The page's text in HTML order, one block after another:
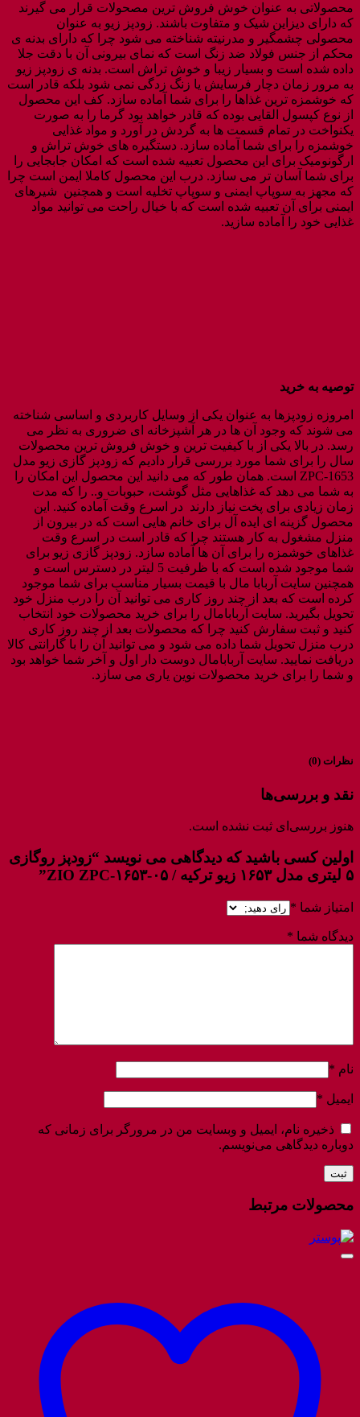
محصولاتی به عنوان خوش فروش ترین مصحولات قرار می گیرند
که دارای دیزاین شیک و متفاوت باشند. زودپز زیو به عنوان
محصولی چشمگیر و مدرنیته شناخته می شود چرا که دارای بدنه ی
محکم از جنس فولاد ضد زنگ است که نمای بیرونی آن با دقت جلا
داده شده است و بسیار زیبا و خوش تراش است. بدنه ی زودپز زیو
به مرور زمان دچار فرسایش یا زنگ زدگی نمی شود بلکه قادر است
که خوشمزه ترین غذاها را برای شما آماده سازد. کف این محصول
از نوع کپسول القایی بوده که قادر خواهد بود گرما را به صورت
یکنواخت در تمام قسمت ها به گردش در آورد و مواد غذایی
خوشمزه را برای شما آماده سازد. دستگیره های خوش تراش و
ارگونومیک برای این محصول تعبیه شده است که امکان جابجایی را
برای شما آسان تر می سازد. درب این محصول کاملا ایمن است چرا
که مجهز به سوپاپ ایمنی و سوپاپ تخلیه است و همچنین شیرهای
ایمنی برای آن تعبیه شده است که با خیال راحت می توانید مواد
غذایی خود را آماده سازید.
توصیه به خرید
امروزه زودپزها به عنوان یکی از وسایل کاربردی و اساسی شناخته
می شوند که وجود آن ها در هر آشپزخانه ای ضروری به نظر می
رسد. در بالا یکی از با کیفیت ترین و خوش فروش ترین محصولات
سال را برای شما مورد بررسی قرار دادیم که زودپز گازی زیو‌ مدل
ZPC-1653 است. همان طور که می دانید این محصول این امکان را
به شما می دهد که غذاهایی مثل گوشت، حبوبات و.. را که مدت
زمان زیادی برای پخت نیاز دارند در اسرع وقت آماده کنید. این
محصول گزینه ای ایده آل برای خانم هایی است که در بیرون از
منزل مشغول به کار هستند چرا که قادر است در اسرع وقت
غذاهای خوشمزه را برای آن ها آماده سازد. زودپز گازی زیو‌ برای
شما موجود شده است که با ظرفیت 5 لیتر در دسترس است و
همچنین سایت آربابا مال با قیمت بسیار مناسب برای شما موجود
کرده است که بعد از چند روز کاری می توانید آن را درب منزل خود
تحویل بگیرید. سایت آربابامال را برای خرید محصولات خود انتخاب
کنید و ثبت سفارش کنید چرا که محصولات بعد از چند روز کاری
درب منزل تحویل شما داده می شود و می توانید آن را با گارانتی کالا
دریافت نمایید. سایت آربابامال دوست دار اول و آخر شما خواهد بود
و شما را برای خرید محصولات نوین یاری می سازد.
نظرات (0)
نقد و بررسی‌ها
هنوز بررسی‌ای ثبت نشده است.
اولین کسی باشید که دیدگاهی می نویسد “زودپز روگازی
۵ لیتری مدل ۱۶۵۳ زیو ترکیه / ZIO ZPC-۱۶۵۳-۰۵”
امتیاز شما *
دیدگاه شما *
نام *
ایمیل *
ذخیره نام، ایمیل و وبسایت من در مرورگر برای زمانی که
دوباره دیدگاهی می‌نویسم.
محصولات مرتبط